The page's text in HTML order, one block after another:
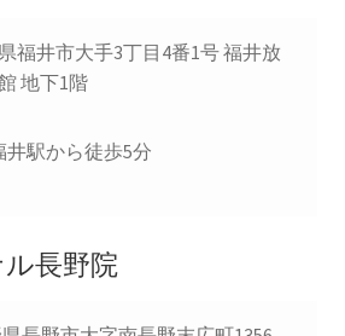
福井市大手3丁目4番1号 福井放
地下1階
井駅から徒歩5分
長野院